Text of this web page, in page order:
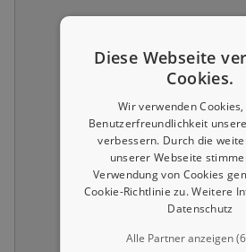
Diese Webseite
Cookies.
Wir verwenden
Benutzerfreundlichkeit
verbessern. Durch die
unserer Webseite
Verwendung von Cookies
Cookie-Richtlinie zu.Weitere
Datenschutz
Alle Partner anzeigen